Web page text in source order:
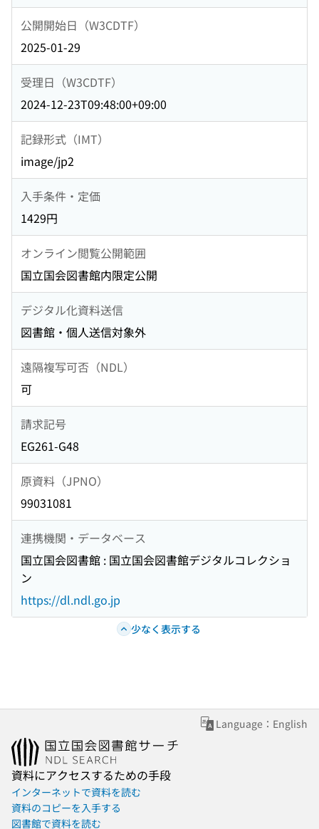
公開開始日（W3CDTF）
2025-01-29
受理日（W3CDTF）
2024-12-23T09:48:00+09:00
記録形式（IMT）
image/jp2
入手条件・定価
1429円
オンライン閲覧公開範囲
国立国会図書館内限定公開
デジタル化資料送信
図書館・個人送信対象外
遠隔複写可否（NDL）
可
請求記号
EG261-G48
原資料（JPNO）
99031081
連携機関・データベース
国立国会図書館 : 国立国会図書館デジタルコレクショ
ン
https://dl.ndl.go.jp
少なく表示する
Language：English
資料にアクセスするための手段
インターネットで資料を読む
資料のコピーを入手する
図書館で資料を読む